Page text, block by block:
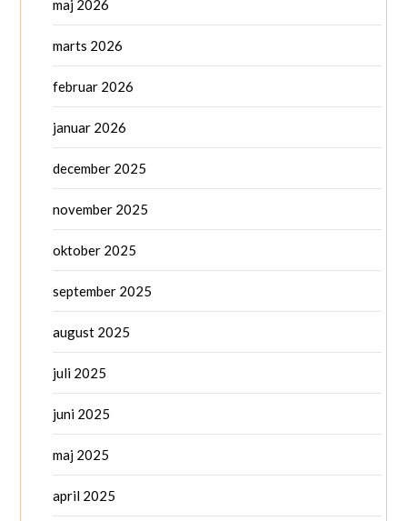
maj 2026
marts 2026
februar 2026
januar 2026
december 2025
november 2025
oktober 2025
september 2025
august 2025
juli 2025
juni 2025
maj 2025
april 2025